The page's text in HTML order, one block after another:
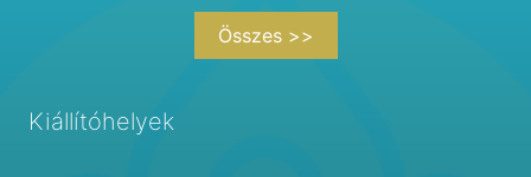
Kiállítóhelyek
Összes >>